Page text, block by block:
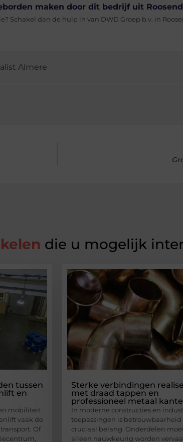
maken door dit bedrijf uit
Schakel dan de hulp in van DWD Groep b.v. in
Almere
die u mogelijk
tussen
en
mobiliteit
vaak de
Of
Sterke verbindingen
met draad tappen en
professioneel metaal
In moderne constructies en
toepassingen is betrouwbaarheid
cruciaal belang. Onderdelen
alleen nauwkeurig worden